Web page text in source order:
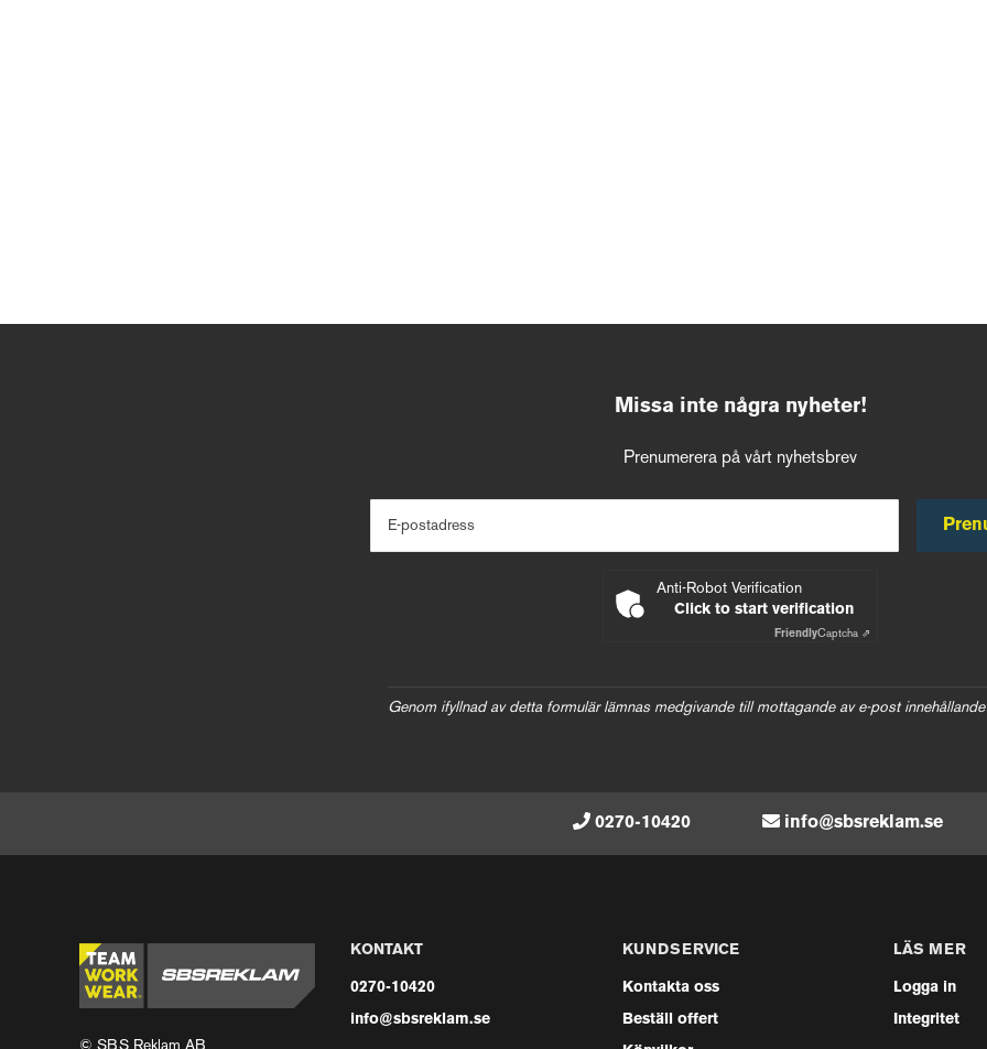
Missa inte några nyheter!
Prenumerera på vårt nyhetsbrev
E-postadress
Anti-Robot Verification
Click to start verification
FriendlyCaptcha ⇗
Genom ifyllnad av detta formulär lämnas medgivande till mottagande av e-post
0270-10420 info@sbsreklam.se
© SBS Reklam AB
KONTAKT
0270-10420
info@sbsreklam.se
KUNDSERVICE
Kontakta oss
Beställ offert
LÄS MER
Logga in
Integritet